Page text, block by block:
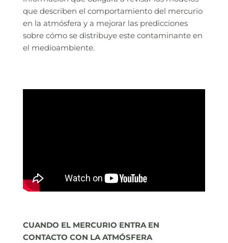
que describen el comportamiento del mercurio
en la atmósfera y a mejorar las predicciones
sobre cómo se distribuye este contaminante en
el medioambiente.
CUANDO EL MERCURIO ENTRA EN
CONTACTO CON LA ATMÓSFERA